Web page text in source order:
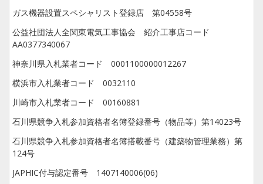
ガス機器設置スペシャリスト登録店 第04558号
公益社団法人全関東電気工事協会 紹介工事店コード
AA0377340067
神奈川県入札業者コード 0001100000012267
横浜市入札業者コード 0032110
川崎市入札業者コード 00160881
石川県競争入札参加資格者名簿登録番号（物品等）第14023号
石川県競争入札参加資格者名簿搭載番号（建築物管理業務）第
124号
JAPHIC付与認定番号 1407140006(06)